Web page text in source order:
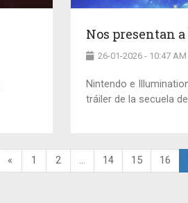
Nos presentan a
26-01-2026 - 10:47 AM
Nintendo e
tráiler de la secuela
« 1 2 ... 14 15 16